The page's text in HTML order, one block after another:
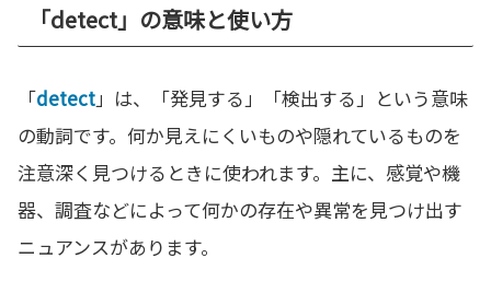
「detect」の意味と使い方
「detect」は、「発見する」「検出する」という意味
の動詞です。何か見えにくいものや隠れているものを
注意深く見つけるときに使われます。主に、感覚や機
器、調査などによって何かの存在や異常を見つけ出す
ニュアンスがあります。